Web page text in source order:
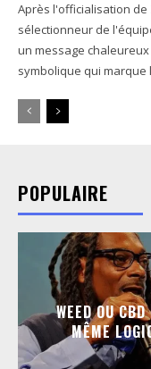
Après l'officialisation
sélectionneur de
un message
symbolique qui
POPULAIRE
WEED OU
MÊME